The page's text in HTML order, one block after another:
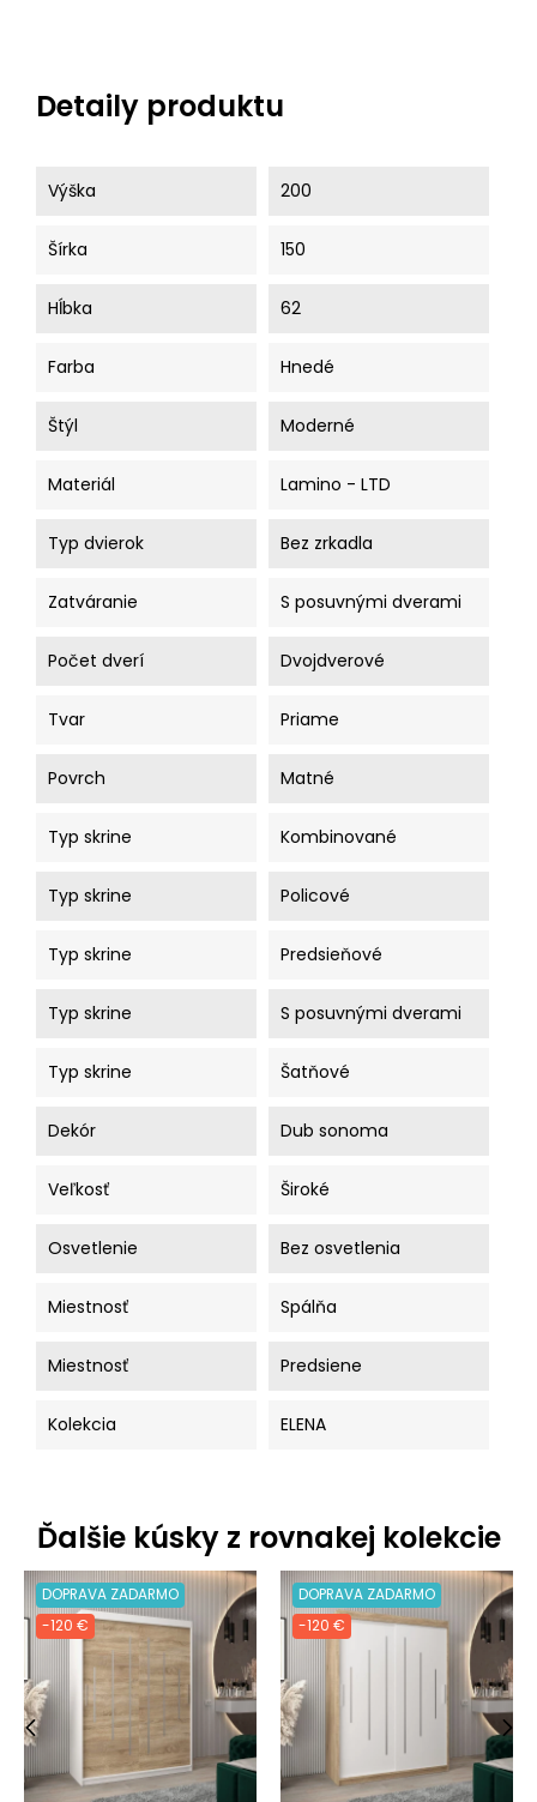
Detaily produktu
Výška 200
Šírka 150
Hĺbka 62
Farba Hnedé
Štýl Moderné
Materiál Lamino - LTD
Typ dvierok Bez zrkadla
Zatváranie S posuvnými dverami
Počet dverí Dvojdverové
Tvar Priame
Povrch Matné
Typ skrine Kombinované
Typ skrine Policové
Typ skrine Predsieňové
Typ skrine S posuvnými dverami
Typ skrine Šatňové
Dekór Dub sonoma
Veľkosť Široké
Osvetlenie Bez osvetlenia
Miestnosť Spálňa
Miestnosť Predsiene
Kolekcia ELENA
Ďalšie kúsky z rovnakej kolekcie
DOPRAVA ZADARMO
-120 €
DOPRAVA ZADARMO
-120 €
‹ ›